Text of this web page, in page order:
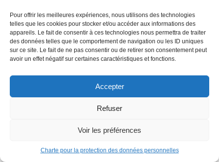
Pour offrir les meilleures expériences, nous utilisons des technologies
telles que les cookies pour stocker et/ou accéder aux informations des
appareils. Le fait de consentir à ces technologies nous permettra de traiter
des données telles que le comportement de navigation ou les ID uniques
sur ce site. Le fait de ne pas consentir ou de retirer son consentement peut
avoir un effet négatif sur certaines caractéristiques et fonctions.
Accepter
Refuser
Voir les préférences
Charte pour la protection des données personnelles
© ALL RIGHTS RESERVED. URBAN COMICS POUR LES
ÉDITIONS FRANÇAISES.